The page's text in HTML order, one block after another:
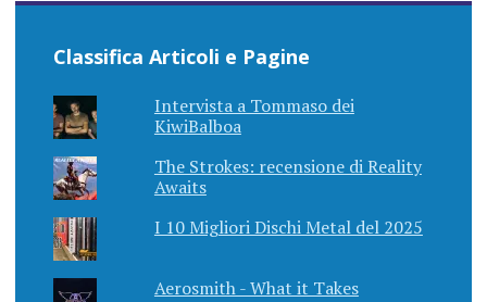
Classifica Articoli e Pagine
Intervista a Tommaso dei
KiwiBalboa
The Strokes: recensione di Reality
Awaits
I 10 Migliori Dischi Metal del 2025
Aerosmith - What it Takes